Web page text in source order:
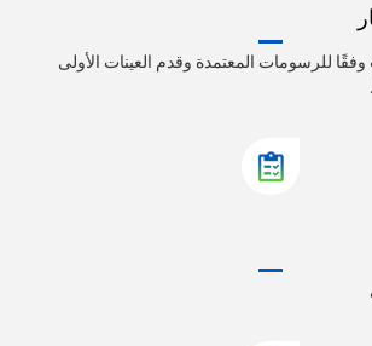
للرسومات المعتمدة وقدم العينات الأولى